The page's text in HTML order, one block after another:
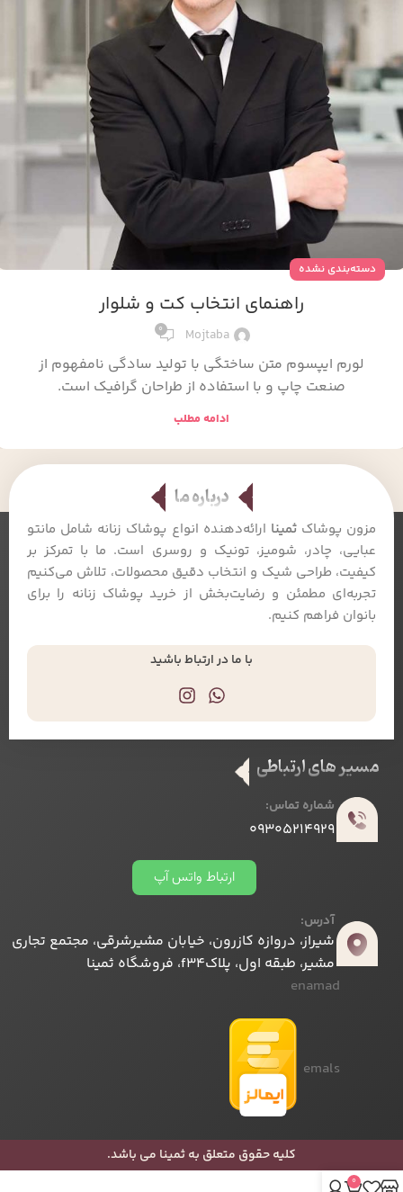
دسته‌بندی نشده
راهنمای انتخاب کت و شلوار
Mojtaba
0
لورم ایپسوم متن ساختگی با تولید سادگی نامفهوم از
صنعت چاپ و با استفاده از طراحان گرافیک است.
ادامه مطلب
درباره ما
مزون پوشاکثمینا ارائه‌دهنده انواع پوشاک زنانه شامل مانتو
عبایی، چادر، شومیز، تونیک و روسری است. ما با تمرکز بر
کیفیت، طراحی شیک و انتخاب دقیق محصولات، تلاش می‌کنیم
تجربه‌ای مطمئن و رضایت‌بخش از خرید پوشاک زنانه را برای
بانوان فراهم کنیم.
با ما در ارتباط باشید
مسیر های ارتباطی
شماره تماس:
09305214929
ارتباط واتس آپ
آدرس:
شیراز، دروازه کازرون، خیابان مشیرشرقی، مجتمع تجاری
مشیر، طبقه اول، پلاکf34، فروشگاه ثمینا
enamad
emals
کلیه حقوق متعلق به ثمینا می باشد.
0